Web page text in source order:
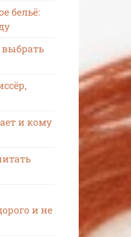
бельё:
выбрать
и кому
и не